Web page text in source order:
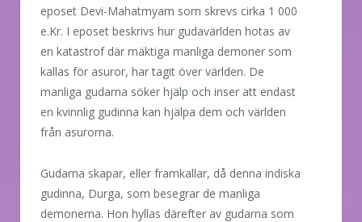
eposet Devi-Mahatmyam som skrevs cirka 1 000
e.Kr. I eposet beskrivs hur gudavärlden hotas av
en katastrof där mäktiga manliga demoner som
kallas för asuror, har tagit över världen. De
manliga gudarna söker hjälp och inser att endast
en kvinnlig gudinna kan hjälpa dem och världen
från asurorna.
Gudarna skapar, eller framkallar, då denna indiska
gudinna, Durga, som besegrar de manliga
demonerna. Hon hyllas därefter av gudarna som